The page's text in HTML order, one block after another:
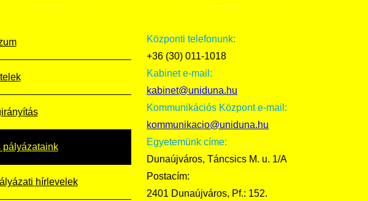
pályázataink
hírlevelek
Központi telefonunk:
+36 (30) 011-1018
Kabinet e-mail:
kabinet@uniduna.hu
Kommunikációs Központ e-mail:
kommunikacio@uniduna.hu
Egyetemünk címe:
Dunaújváros, Táncsics M. u. 1/A
Postacím:
2401 Dunaújváros, Pf.: 152.